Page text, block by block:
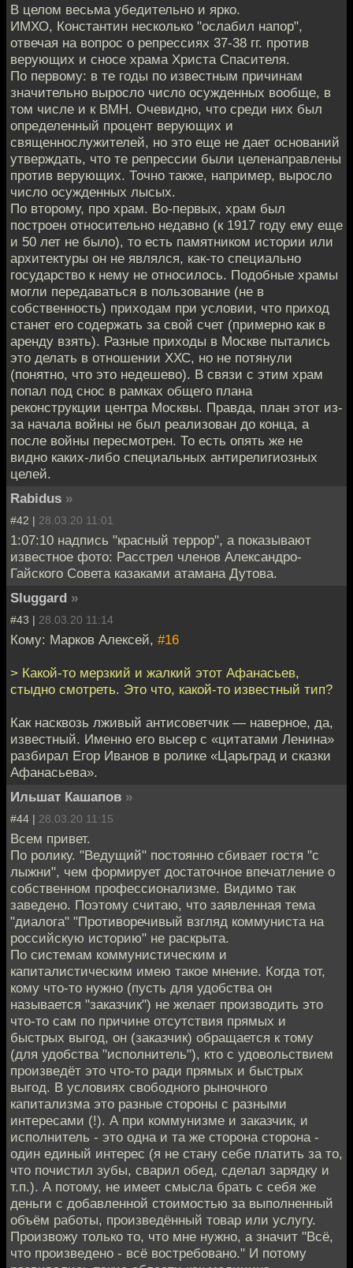
В целом весьма убедительно и ярко.
ИМХО, Константин несколько "ослабил напор",
отвечая на вопрос о репрессиях 37-38 гг. против
верующих и сносе храма Христа Спасителя.
По первому: в те годы по известным причинам
значительно выросло число осужденных вообще, в
том числе и к ВМН. Очевидно, что среди них был
определенный процент верующих и
священнослужителей, но это еще не дает оснований
утверждать, что те репрессии были целенаправлены
против верующих. Точно также, например, выросло
число осужденных лысых.
По второму, про храм. Во-первых, храм был
построен относительно недавно (к 1917 году ему еще
и 50 лет не было), то есть памятником истории или
архитектуры он не являлся, как-то специально
государство к нему не относилось. Подобные храмы
могли передаваться в пользование (не в
собственность) приходам при условии, что приход
станет его содержать за свой счет (примерно как в
аренду взять). Разные приходы в Москве пытались
это делать в отношении ХХС, но не потянули
(понятно, что это недешево). В связи с этим храм
попал под снос в рамках общего плана
реконструкции центра Москвы. Правда, план этот из-
за начала войны не был реализован до конца, а
после войны пересмотрен. То есть опять же не
видно каких-либо специальных антирелигиозных
целей.
Rabidus »
#42 | 28.03.20 11:01
1:07:10 надпись "красный террор", а показывают
известное фото: Расстрел членов Александро-
Гайского Совета казаками атамана Дутова.
Sluggard »
#43 | 28.03.20 11:14
Кому: Марков Алексей, #16
> Какой-то мерзкий и жалкий этот Афанасьев,
стыдно смотреть. Это что, какой-то известный тип?
Как насквозь лживый антисоветчик — наверное, да,
известный. Именно его высер с «цитатами Ленина»
разбирал Егор Иванов в ролике «Царьград и сказки
Афанасьева».
Ильшат Кашапов »
#44 | 28.03.20 11:15
Всем привет.
По ролику. "Ведущий" постоянно сбивает гостя "с
лыжни", чем формирует достаточное впечатление о
собственном профессионализме. Видимо так
заведено. Поэтому считаю, что заявленная тема
"диалога" "Противоречивый взгляд коммуниста на
российскую историю" не раскрыта.
По системам коммунистическим и
капиталистическим имею такое мнение. Когда тот,
кому что-то нужно (пусть для удобства он
называется "заказчик") не желает производить это
что-то сам по причине отсутствия прямых и
быстрых выгод, он (заказчик) обращается к тому
(для удобства "исполнитель"), кто с удовольствием
произведёт это что-то ради прямых и быстрых
выгод. В условиях свободного рыночного
капитализма это разные стороны с разными
интересами (!). А при коммунизме и заказчик, и
исполнитель - это одна и та же сторона сторона -
один единый интерес (я не стану себе платить за то,
что почистил зубы, сварил обед, сделал зарядку и
т.п.). А потому, не имеет смысла брать с себя же
деньги с добавленной стоимостью за выполненный
объём работы, произведённый товар или услугу.
Произвожу только то, что мне нужно, а значит "Всё,
что произведено - всё востребовано." И потому